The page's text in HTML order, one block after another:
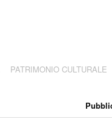
PATRIMONIO CULTURALE